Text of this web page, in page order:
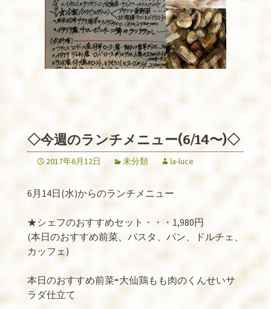
◇今週のランチメニュー(6/14〜)◇
2017年6月12日 未分類 la-luce
6月14日(水)からのランチメニュー
★シェフのおすすめセット・・・1,980円
(本日のおすすめ前菜、パスタ、パン、ドルチェ、
カッフェ)
本日のおすすめ前菜⇨大仙鶏もも肉のくんせいサ
ラダ仕立て